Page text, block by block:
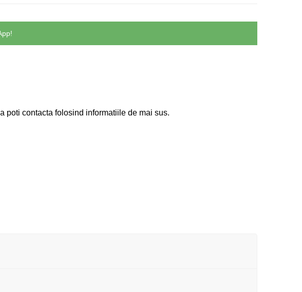
poti contacta folosind informatiile de mai sus.